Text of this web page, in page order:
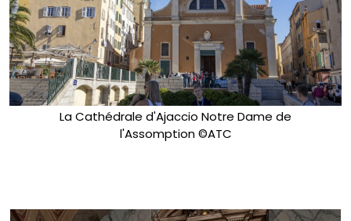
La Cathédrale d'Ajaccio Notre Dame de
l'Assomption ©ATC